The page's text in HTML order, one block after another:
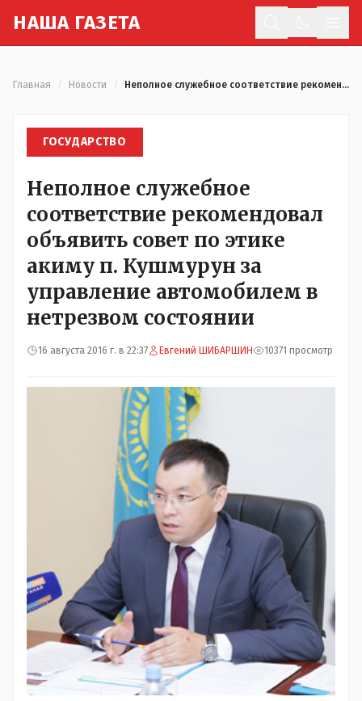
НАША ГАЗЕТА
Главная Новости Неполное служебное соответствие рекомендовал объявить совет по этике акиму п. Кушмурун за управление автомобилем в нетрезвом состоянии
ГОСУДАРСТВО
Неполное служебное
соответствие рекомендовал
объявить совет по этике
акиму п. Кушмурун за
управление автомобилем в
нетрезвом состоянии
16 августа 2016 г. в 22:37 Евгений ШИБАРШИН 10371 просмотр